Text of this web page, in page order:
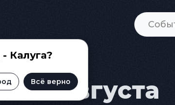
Калуга?
Всё верно
18 августа